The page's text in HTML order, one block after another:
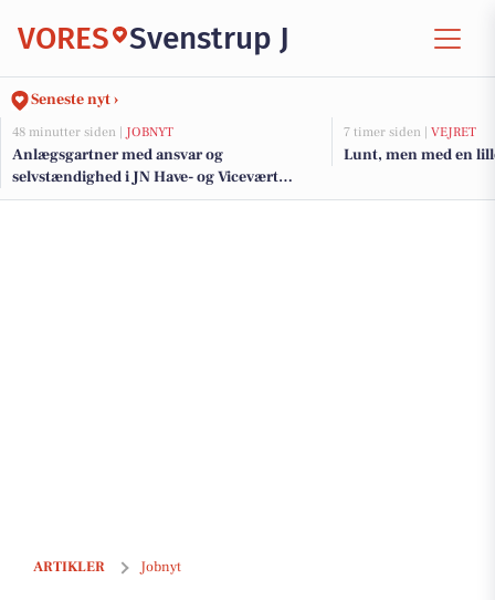
VORES Svenstrup J
Seneste nyt ›
48 minutter siden | JOBNYT
Anlægsgartner med ansvar og
selvstændighed i JN Have- og Vicevært
Service A/S
7 timer siden | VEJRET
Lunt, men med en
ARTIKLER Jobnyt
Erfaren tømrer søges til alsidige opgaver med mulighed for